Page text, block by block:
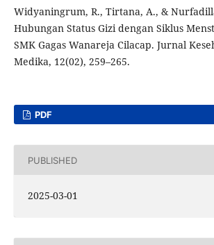
Widyaningrum, R., Tirtana, A., &
Hubungan Status Gizi dengan Siklus
SMK Gagas Wanareja Cilacap. Jurnal
Medika, 12(02), 259–265.
PDF
PUBLISHED
2025-03-01